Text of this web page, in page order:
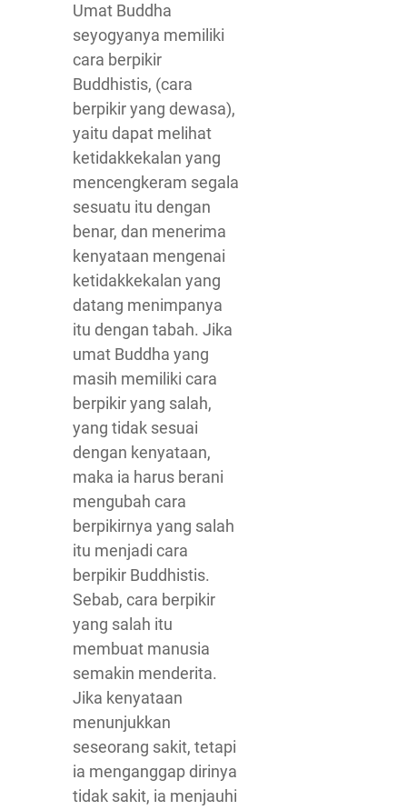
Umat Buddha
seyogyanya memiliki
cara berpikir
Buddhistis, (cara
berpikir yang dewasa),
yaitu dapat melihat
ketidakkekalan yang
mencengkeram segala
sesuatu itu dengan
benar, dan menerima
kenyataan mengenai
ketidakkekalan yang
datang menimpanya
itu dengan tabah. Jika
umat Buddha yang
masih memiliki cara
berpikir yang salah,
yang tidak sesuai
dengan kenyataan,
maka ia harus berani
mengubah cara
berpikirnya yang salah
itu menjadi cara
berpikir Buddhistis.
Sebab, cara berpikir
yang salah itu
membuat manusia
semakin menderita.
Jika kenyataan
menunjukkan
seseorang sakit, tetapi
ia menganggap dirinya
tidak sakit, ia menjauhi